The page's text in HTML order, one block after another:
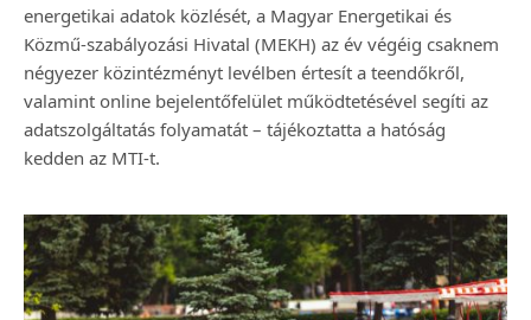
energetikai adatok közlését, a Magyar Energetikai és
Közmű-szabályozási Hivatal (MEKH) az év végéig csaknem
négyezer közintézményt levélben értesít a teendőkről,
valamint online bejelentőfelület működtetésével segíti az
adatszolgáltatás folyamatát – tájékoztatta a hatóság
kedden az MTI-t.